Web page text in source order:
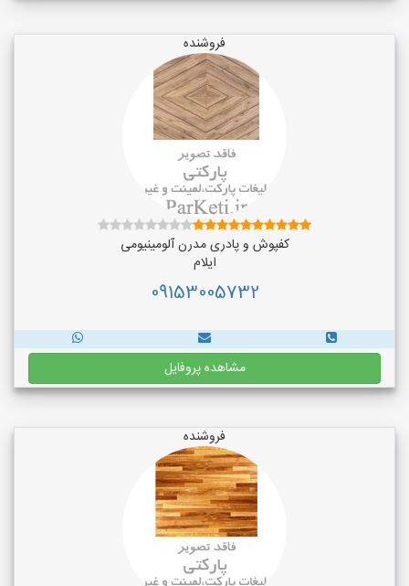
فروشنده
کفپوش و پادری مدرن آلومینیومی
ایلام
09153005732
مشاهده پروفایل
فروشنده